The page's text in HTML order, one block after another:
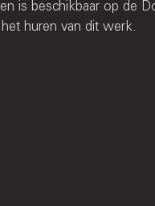
is beschikbaar op de
huren van dit werk.